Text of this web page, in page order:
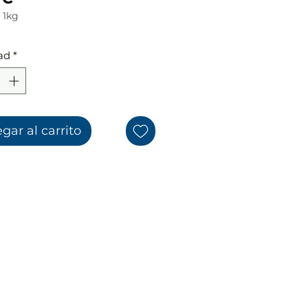
1kg
*
al carrito